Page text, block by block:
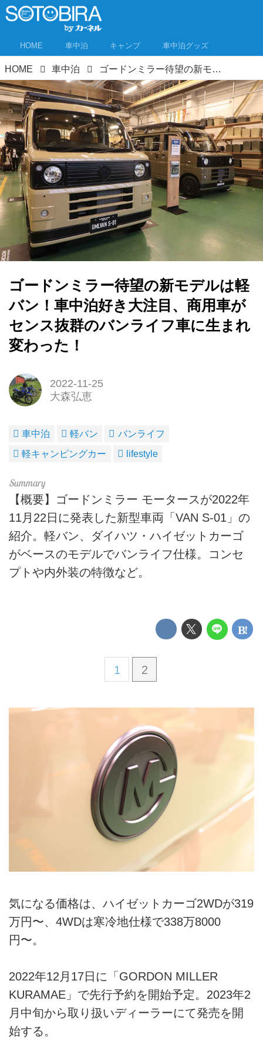
HOME 車中泊 キャンプ 車中泊グッズ
HOME 車中泊 ゴードンミラー待望の新モデルは軽バン！車中泊好き大注目、商用車がセンス抜群のバンライフ車に生まれ変わった！
ゴードンミラー待望の新モデルは軽
バン！車中泊好き大注目、商用車が
センス抜群のバンライフ車に生まれ
変わった！
2022-11-25
大森弘恵
車中泊 軽バン
バンライフ
軽キャンピングカー
lifestyle
【概要】ゴードンミラー モータースが2022年
11月22日に発表した新型車両「VAN S-01」の
紹介。軽バン、ダイハツ・ハイゼットカーゴ
がベースのモデルでバンライフ仕様。コンセ
プトや内外装の特徴など。
1 2
気になる価格は、ハイゼットカーゴ2WDが319
万円〜、4WDは寒冷地仕様で338万8000
円〜。
2022年12月17日に「GORDON MILLER
KURAMAE」で先行予約を開始予定。2023年2
月中旬から取り扱いディーラーにて発売を開
始する。